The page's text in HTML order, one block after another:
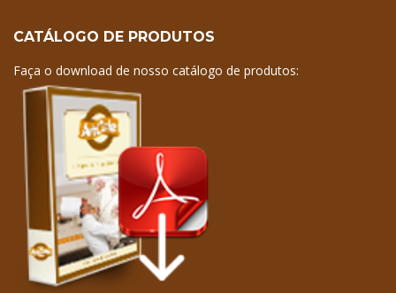
CATÁLOGO DE PRODUTOS
Faça o download de nosso catálogo de produtos: